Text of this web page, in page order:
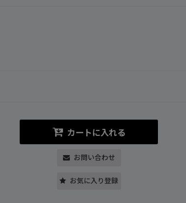
カートに入れる
お問い合わせ
お気に入り登録